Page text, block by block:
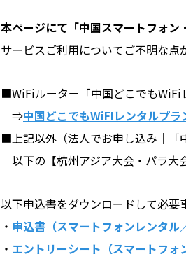
ペイ
中国携帯電話番号SIM
ペイ
自動見積フォーム
本ページにて「中国スマートフォン
サービスご利用についてご不明な点
■WiFiルーター「中国どこでもWiFi
⇒中国どこでもWiFIレンタルプ
■上記以外（法人でお申し込み｜「
以下の【杭州アジア大会・パラ大
以下申込書をダウンロードして必要
・ 申込書（スマートフォンレンタル
・ エントリーシート（スマートフォ